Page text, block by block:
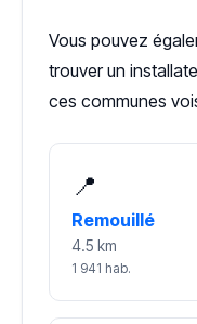
Vous pouvez
trouver un
ces communes
📍
Remouillé
4.5 km
1 941 hab.